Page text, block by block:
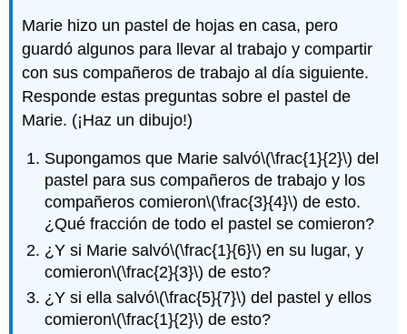
Marie hizo un pastel de hojas en casa, pero
guardó algunos para llevar al trabajo y compartir
con sus compañeros de trabajo al día siguiente.
Responde estas preguntas sobre el pastel de
Marie. (¡Haz un dibujo!)
Supongamos que Marie salvó\(\frac{1}{2}\) del
pastel para sus compañeros de trabajo y los
compañeros comieron\(\frac{3}{4}\) de esto.
¿Qué fracción de todo el pastel se comieron?
¿Y si Marie salvó\(\frac{1}{6}\) en su lugar, y
comieron\(\frac{2}{3}\) de esto?
¿Y si ella salvó\(\frac{5}{7}\) del pastel y ellos
comieron\(\frac{1}{2}\) de esto?